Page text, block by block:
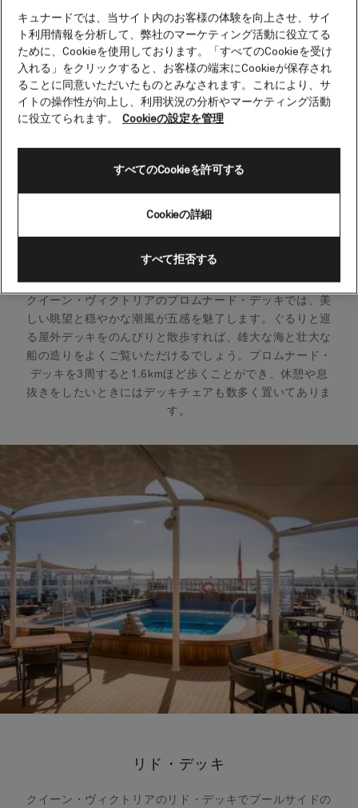
プロムナード・デッキ
クイーン・ヴィクトリアのプロムナード・デッキでは、美
しい眺望と穏やかな潮風が五感を魅了します。ぐるりと巡
る屋外デッキをのんびりと散歩すれば、雄大な海と壮大な
船の造りをよくご覧いただけるでしょう。プロムナード・
デッキを3周すると1.6kmほど歩くことができ、休憩や息
抜きをしたいときにはデッキチェアも数多く置いてありま
す。
リド・デッキ
クイーン・ヴィクトリアのリド・デッキでプールサイドの
キュナードでは、当サイト内のお客様の体験を向上させ、サイ
ト利用情報を分析して、弊社のマーケティング活動に役立てる
ために、Cookieを使用しております。「すべてのCookieを受け
入れる」をクリックすると、お客様の端末にCookieが保存され
ることに同意いただいたものとみなされます。これにより、サ
イトの操作性が向上し、利用状況の分析やマーケティング活動
に役立てられます。 Cookieの設定を管理
Cookieの詳細
すべて拒否する
すべてのCookieを許可する